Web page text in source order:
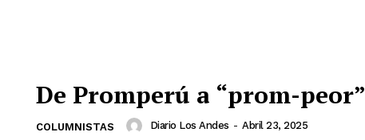
Diario los Andes
De Promperú a “prom-peor”
COLUMNISTAS Diario Los Andes - Abril 23, 2025